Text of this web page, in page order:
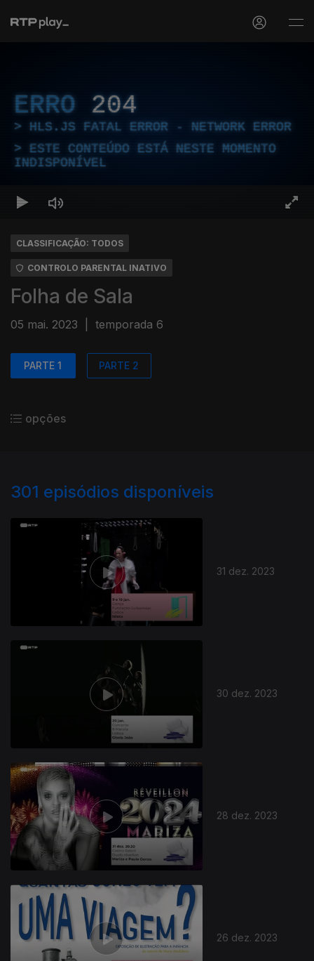
ERRO 204
HLS.JS FATAL ERROR - NETWORK ERROR
ESTE CONTEÚDO ESTÁ NESTE MOMENTO
INDISPONÍVEL
CLASSIFICAÇÃO: TODOS
CONTROLO PARENTAL INATIVO
Folha de Sala
05 mai. 2023 temporada 6
PARTE 1 PARTE 2
opções
301 episódios disponíveis
31 dez. 2023
30 dez. 2023
28 dez. 2023
26 dez. 2023